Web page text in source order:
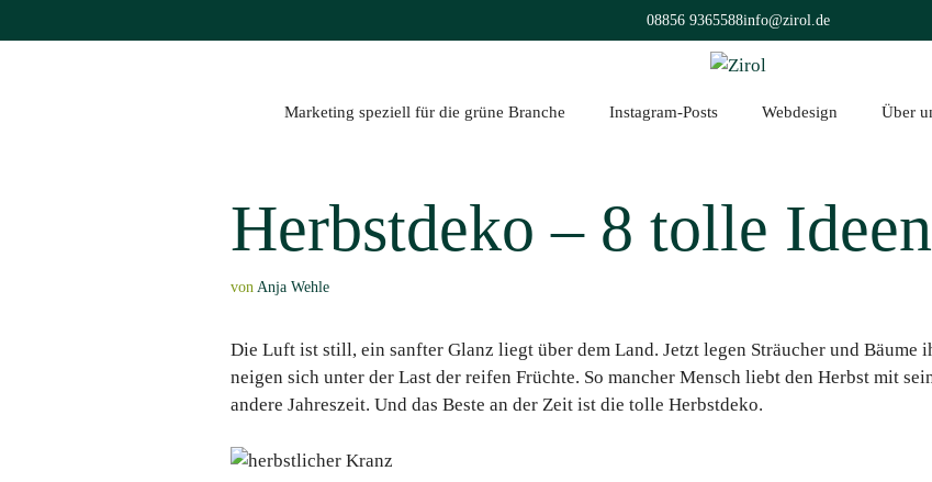
Inhalt
08856 9365588info@zirol.de
Marketing speziell für die grüne Branche Instagram-Posts Webdesign Über
Herbstdeko – 8 tolle Ideen
vonAnja Wehle
Die Luft ist still, ein sanfter Glanz liegt über dem Land. Jetzt legen Sträucher und Bäume
neigen sich unter der Last der reifen Früchte. So mancher Mensch liebt den Herbst mit
andere Jahreszeit. Und das Beste an der Zeit ist die tolle Herbstdeko.